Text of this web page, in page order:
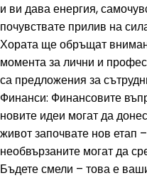
и ви дава енергия,
почувствате прилив на
Хората ще обръщат
момента за лични и
са предложения за
Финанси: Финансовите
новите идеи могат да
живот започвате нов етап
необвързаните могат да
Бъдете смели – това е